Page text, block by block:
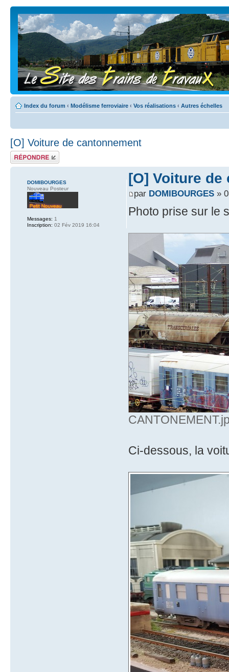
Index du forum ‹ Modélisme ferroviaire ‹ Vos réalisations ‹ Autres échelles
[O] Voiture de cantonnement
Répondre
[O] Voiture de
par DOMIBOURGES»
Photo prise sur le
Ci-dessous, la
DOMIBOURGES
Nouveau Posteur
Messages: 1
Inscription: 02 Fév 2019 16:04